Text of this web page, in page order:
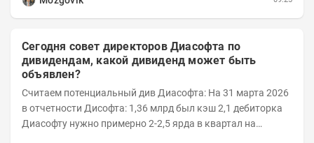
Сегодня совет директоров Диасофта по
дивидендам, какой дивиденд может быть
объявлен?
Считаем потенциальный див Диасофта: На 31 марта 2026
в отчетности Дисофта: 1,36 млрд был кэш 2,1 дебиторка
Диасофту нужно примерно 2-2,5 ярда в квартал на